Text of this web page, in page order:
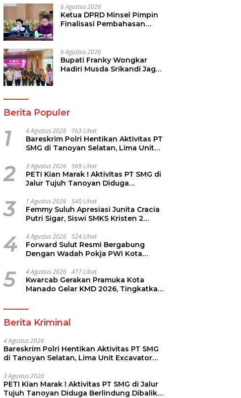
Komitmen Dukung
Pemulihan
6 Agustus 2026
Ketua DPRD Minsel Pimpin
Finalisasi Pembahasan
6 Agustus 2026
Bupati Franky Wongkar
Hadiri Musda Srikandi Jaga
Berita Populer
1 4 Agustus 2026 763 Lihat
Bareskrim Polri Hentikan Aktivitas PT
SMG di Tanoyan Selatan, Lima Unit
2 3 Agustus 2026 569 Lihat
PETI Kian Marak ! Aktivitas PT SMG di
Jalur Tujuh Tanoyan Diduga
3 1 Agustus 2026 540 Lihat
Femmy Suluh Apresiasi Junita Cracia
Putri Sigar, Siswi SMKS Kristen 2
Dikmen Nasional 2026
4 4 Agustus 2026 524 Lihat
Forward Sulut Resmi Bergabung
Dengan Wadah Pokja PWI Kota
5 4 Agustus 2026 477 Lihat
Kwarcab Gerakan Pramuka Kota
Manado Gelar KMD 2026, Tingkatkan
Pramuka
Berita Kriminal
4 Agustus 2026
Bareskrim Polri Hentikan Aktivitas PT SMG
di Tanoyan Selatan, Lima Unit Excavator
3 Agustus 2026
PETI Kian Marak ! Aktivitas PT SMG di Jalur
Tujuh Tanoyan Diduga Berlindung Dibalik